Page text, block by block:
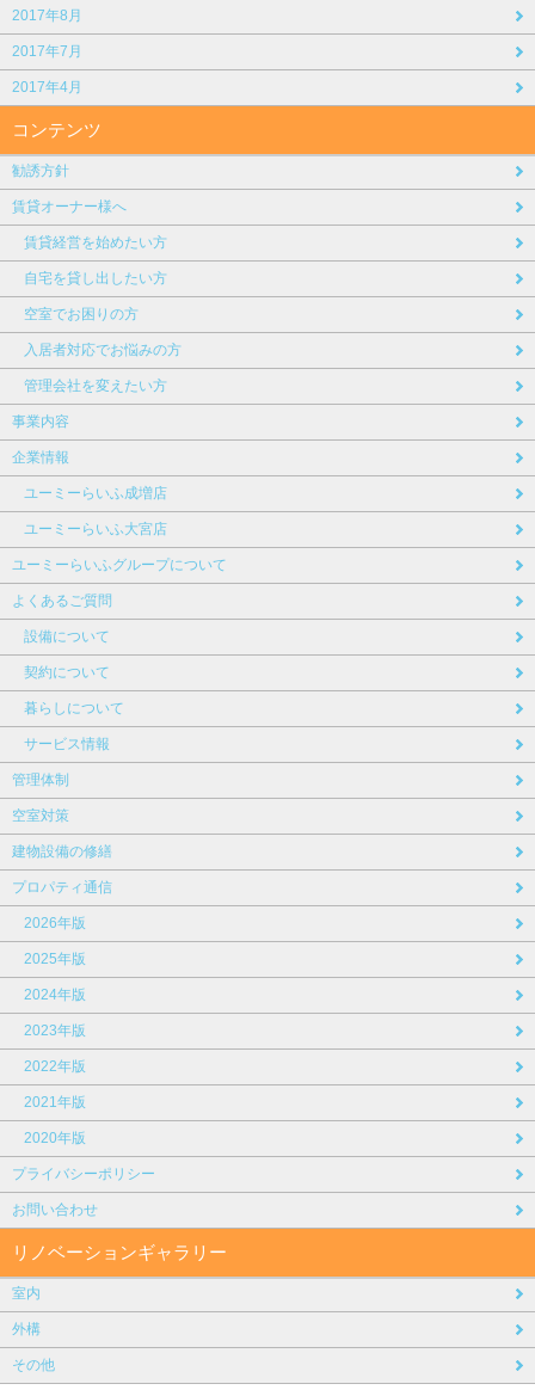
2017年8月
2017年7月
2017年4月
コンテンツ
勧誘方針
賃貸オーナー様へ
賃貸経営を始めたい方
自宅を貸し出したい方
空室でお困りの方
入居者対応でお悩みの方
管理会社を変えたい方
事業内容
企業情報
ユーミーらいふ成増店
ユーミーらいふ大宮店
ユーミーらいふグループについて
よくあるご質問
設備について
契約について
暮らしについて
サービス情報
管理体制
空室対策
建物設備の修繕
プロパティ通信
2026年版
2025年版
2024年版
2023年版
2022年版
2021年版
2020年版
プライバシーポリシー
お問い合わせ
リノベーションギャラリー
室内
外構
その他